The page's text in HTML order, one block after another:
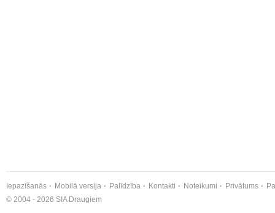
Iepazīšanās Mobilā versija Palīdzība Kontakti Noteikumi Privātums
© 2004 - 2026 SIA Draugiem